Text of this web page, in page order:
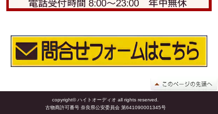
copyright© ハイトオーディオ all rights reserved.
古物商許可番号 奈良県公安委員会 第641090001345号